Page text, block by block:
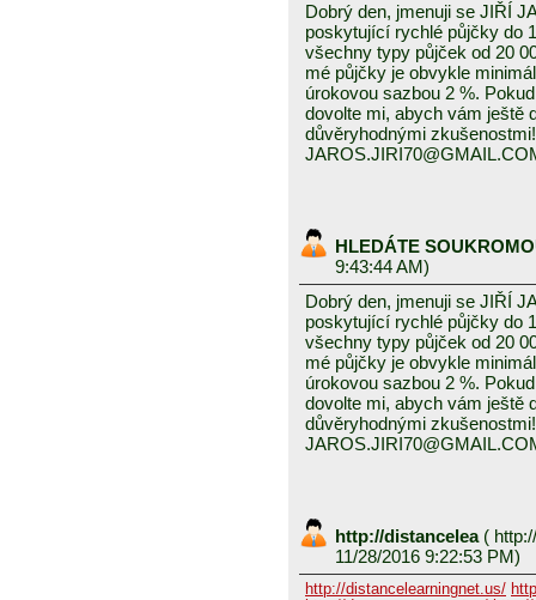
Dobrý den, jmenuji se JIŘÍ
poskytující rychlé půjčky do
všechny typy půjček od 20
mé půjčky je obvykle
úrokovou sazbou 2 %.
dovolte mi, abych vám ještě
důvěryhodnými
HLEDÁTE
9:43:44 AM)
Dobrý den, jmenuji se JIŘÍ
poskytující rychlé půjčky do
všechny typy půjček od 20
mé půjčky je obvykle
úrokovou sazbou 2 %.
dovolte mi, abych vám ještě
důvěryhodnými
http://distancelea (
11/28/2016 9:22:53 PM)
http://distancelearningnet.us/